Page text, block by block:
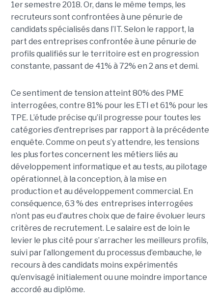
1er semestre 2018. Or, dans le même temps, les
recruteurs sont confrontées à une pénurie de
candidats spécialisés dans l’IT. Selon le rapport, la
part des entreprises confrontée à une pénurie de
profils qualifiés sur le territoire est en progression
constante, passant de 41% à 72% en 2 ans et demi.
Ce sentiment de tension atteint 80% des PME
interrogées, contre 81% pour les ETI et 61% pour les
TPE. L’étude précise qu’il progresse pour toutes les
catégories d’entreprises par rapport à la précédente
enquête. Comme on peut s’y attendre, les tensions
les plus fortes concernent les métiers liés au
développement informatique et au tests, au pilotage
opérationnel, à la conception, à la mise en
production et au développement commercial. En
conséquence, 63 % des entreprises interrogées
n’ont pas eu d’autres choix que de faire évoluer leurs
critères de recrutement. Le salaire est de loin le
levier le plus cité pour s’arracher les meilleurs profils,
suivi par l’allongement du processus d’embauche, le
recours à des candidats moins expérimentés
qu’envisagé initialement ou une moindre importance
accordé au diplôme.